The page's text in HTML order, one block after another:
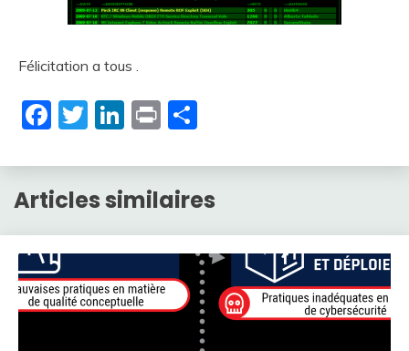
Félicitation a tous .
Facebook
Twitter
LinkedIn
Print
Articles similaires